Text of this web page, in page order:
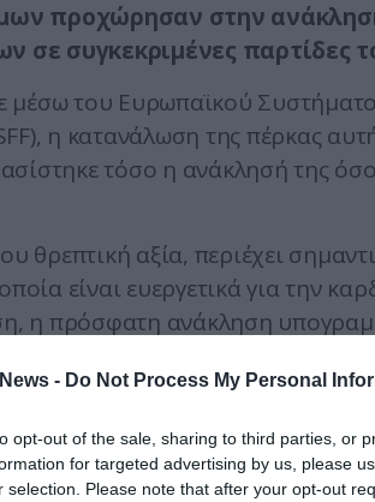
- Do Not Process My Personal
opt-out of the sale, sharing to third parties, or
for targeted advertising by us, please
selection. Please note that after your opt-out
προχώρησαν στην
συγκεκριμένες παρτίδες
του Ευρωπαϊκού
η κατανάλωση της πέρκας
τόσο η ανάκλησή της
θρεπτική αξία, περιέχει
είναι ευεργετικά για την
η πρόσφατη ανάκληση
προϊόντων, καθώς ορισμένες
τηρούνται οι κανόνες